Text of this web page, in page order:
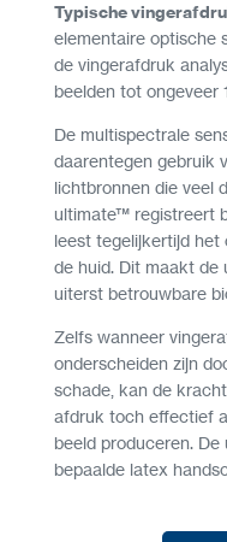
Typische
elementaire optische
de vingerafdruk
beelden tot ongeveer
De multispectrale
daarentegen gebruik
lichtbronnen die veel
ultimate™ registreert
leest tegelijkertijd het
de huid. Dit maakt
uiterst betrouwbare
Zelfs wanneer
onderscheiden zijn
schade, kan de
afdruk toch effectief
beeld produceren.
bepaalde latex